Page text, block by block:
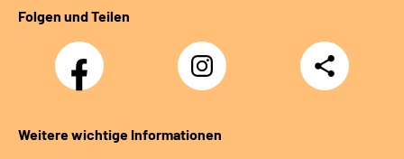
Folgen und Teilen
Facebook
Klinik
Sonnenblick
Instagram
Klinik
Sonnenblick
Teilen
Weitere wichtige Informationen